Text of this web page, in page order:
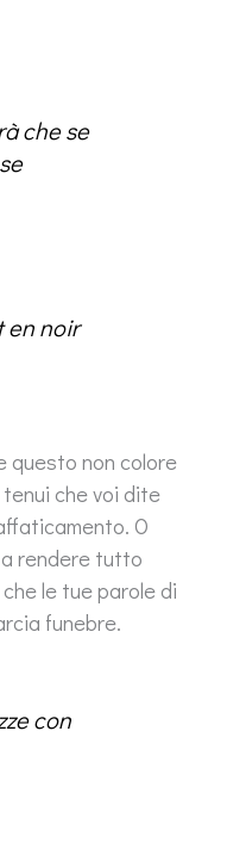
che se
en noir
questo non colore
che voi dite
O
rendere tutto
le tue parole di
funebre.
con